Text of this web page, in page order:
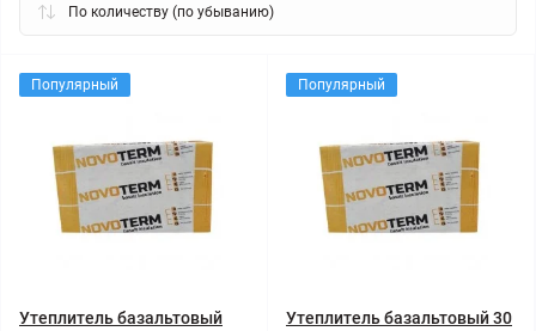
Популярный
Утеплитель базальтовый
Популярный
Утеплитель базальтовый 30